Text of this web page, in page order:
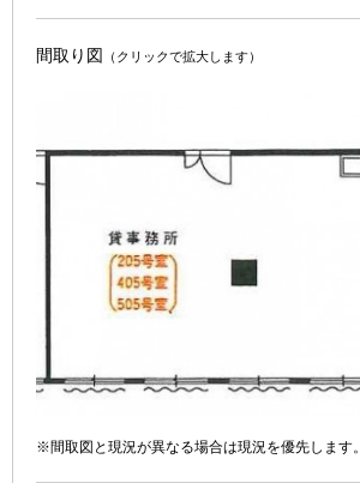
間取り図 （クリックで拡大します）
※間取図と現況が異なる場合は現況を優先します。